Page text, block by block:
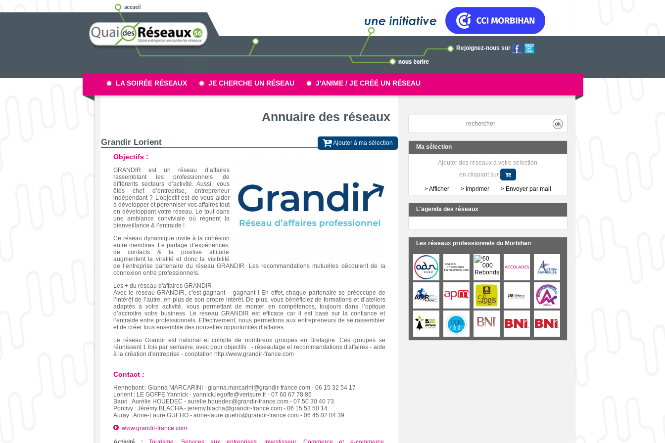
LA SOIRÉE RÉSEAUX JE CHERCHE UN RÉSEAU J'ANIME / JE CRÉÉ UN RÉSEAU
Ma sélection
Ajouter des réseaux à votre sélection
en cliquant sur
> Afficher > Imprimer > Envoyer par mail
L'agenda des réseaux
Les réseaux professionnels du Morbihan
Annuaire des réseaux
Ajouter à ma sélection
Grandir Lorient
Objectifs :
GRANDIR est un réseau d’affaires
rassemblant les professionnels de
différents secteurs d’activité. Aussi, vous
êtes chef d’entreprise, entrepreneur
indépendant ? L’objectif est de vous aider
à développer et pérenniser vos affaires tout
en développant votre réseau. Le tout dans
une ambiance conviviale où règnent la
bienveillance & l’entraide !
Ce réseau dynamique invite à la cohésion
entre membres. Le partage d’expériences,
de contacts & la positive attitude
augmentent la viralité et donc la visibilité
de l’entreprise partenaire du réseau GRANDIR. Les recommandations mutuelles découlent de la
connexion entre professionnels.
Les + du réseau d'affaires GRANDIR
Avec le réseau GRANDIR, c’est gagnant – gagnant ! En effet, chaque partenaire se préoccupe de
l’intérêt de l’autre, en plus de son propre intérêt. De plus, vous bénéficiez de formations et d’ateliers
adaptés à votre activité, vous permettant de monter en compétences, toujours dans l’optique
d’accroitre votre business. Le réseau GRANDIR est efficace car il est basé sur la confiance et
l’entraide entre professionnels. Effectivement, nous permettons aux entrepreneurs de se rassembler
et de créer tous ensemble des nouvelles opportunités d’affaires.
Le réseau Grandir est national et compte de nombreux groupes en Bretagne. Ces groupes se
réunissent 1 fois par semaine, avec pour objectifs : - réseautage et recommandations d'affaires - aide
à la création d'entreprise - cooptation http://www.grandir-france.com
Contact :
Hennebont : Gianna MARCARINI - gianna.marcarini@grandir-france.com - 06 15 32 54 17
Lorient : LE GOFFE Yannick - yannick.legoffe@verisure.fr - 07 60 67 78 86
Baud : Aurélie HOUEDEC - aurelie.houedec@grandir-france.com - 07 50 30 40 73
Pontivy : Jérémy BLACHA - jeremy.blacha@grandir-france.com - 06 15 53 50 14
Auray : Anne-Laure GUEHO - anne-laure.gueho@grandir-france.com - 06 45 02 04 39
www.grandir-france.com
Rejoignez-nous sur